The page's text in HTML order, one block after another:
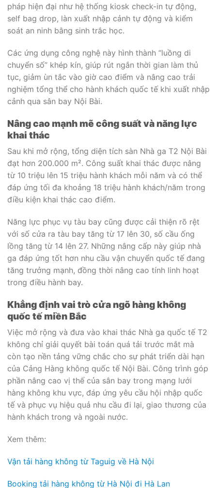
pháp hiện đại như hệ thống kiosk check-in tự động,
self bag drop, làn xuất nhập cảnh tự động và kiểm
soát an ninh bằng sinh trắc học.
Các ứng dụng công nghệ này hình thành “luồng di
chuyển số” khép kín, giúp rút ngắn thời gian làm thủ
tục, giảm ùn tắc vào giờ cao điểm và nâng cao trải
nghiệm tổng thể cho hành khách quốc tế khi xuất nhập
cảnh qua sân bay Nội Bài.
Nâng cao mạnh mẽ công suất và năng lực
khai thác
Sau khi mở rộng, tổng diện tích sàn Nhà ga T2 Nội Bài
đạt hơn 200.000 m². Công suất khai thác được nâng
từ 10 triệu lên 15 triệu hành khách mỗi năm và có thể
đáp ứng tối đa khoảng 18 triệu hành khách/năm trong
điều kiện khai thác cao điểm.
Năng lực phục vụ tàu bay cũng được cải thiện rõ rệt
với số cửa ra tàu bay tăng từ 17 lên 30, số cầu ống
lồng tăng từ 14 lên 27. Những nâng cấp này giúp nhà
ga đáp ứng tốt hơn nhu cầu vận chuyển quốc tế đang
tăng trưởng mạnh, đồng thời nâng cao tính linh hoạt
trong điều hành bay.
Khẳng định vai trò cửa ngõ hàng không
quốc tế miền Bắc
Việc mở rộng và đưa vào khai thác Nhà ga quốc tế T2
không chỉ giải quyết bài toán quá tải trước mắt mà
còn tạo nền tảng vững chắc cho sự phát triển dài hạn
của Cảng Hàng không quốc tế Nội Bài. Công trình góp
phần nâng cao vị thế của sân bay trong mạng lưới
hàng không khu vực, đáp ứng yêu cầu hội nhập quốc
tế và phục vụ hiệu quả nhu cầu đi lại, giao thương của
hành khách trong và ngoài nước.
Xem thêm:
Vận tải hàng không từ Taguig về Hà Nội
Booking tải hàng không từ Hà Nội đi Hà Lan